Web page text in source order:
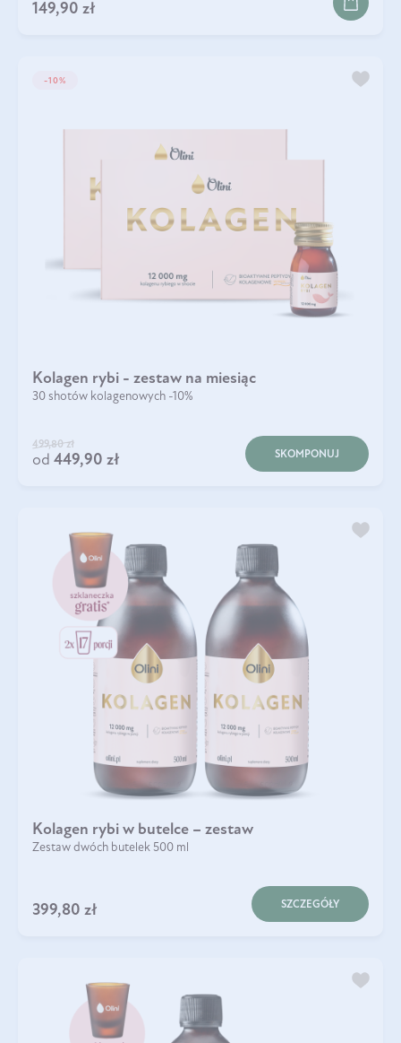
149,90 zł
-10%
Kolagen rybi - zestaw na miesiąc
30 shotów kolagenowych -10%
od 449,90 zł
499,80 zł
SKOMPONUJ
Kolagen rybi w butelce – zestaw
Zestaw dwóch butelek 500 ml
399,80 zł SZCZEGÓŁY